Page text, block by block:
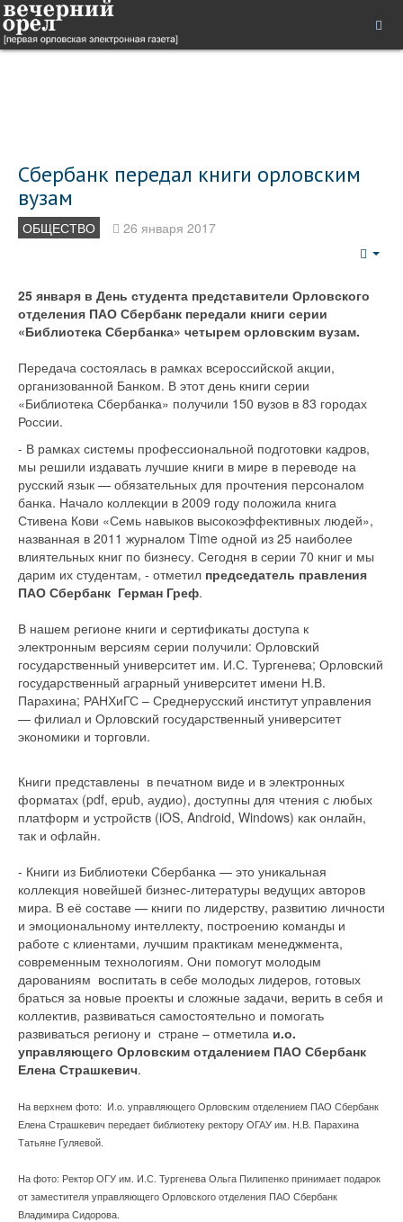
Сбербанк передал книги орловским
вузам
ОБЩЕСТВО 26 января 2017
25 января в День студента представители Орловского
отделения ПАО Сбербанк передали книги серии
«Библиотека Сбербанка» четырем орловским вузам.
Передача состоялась в рамках всероссийской акции,
организованной Банком. В этот день книги серии
«Библиотека Сбербанка» получили 150 вузов в 83 городах
России.
- В рамках системы профессиональной подготовки кадров,
мы решили издавать лучшие книги в мире в переводе на
русский язык — обязательных для прочтения персоналом
банка. Начало коллекции в 2009 году положила книга
Стивена Кови «Семь навыков высокоэффективных людей»,
названная в 2011 журналом Time одной из 25 наиболее
влиятельных книг по бизнесу. Сегодня в серии 70 книг и мы
дарим их студентам, - отметил председатель правления
ПАО Сбербанк Герман Греф.
В нашем регионе книги и сертификаты доступа к
электронным версиям серии получили: Орловский
государственный университет им. И.С. Тургенева; Орловский
государственный аграрный университет имени Н.В.
Парахина; РАНХиГС – Среднерусский институт управления
— филиал и Орловский государственный университет
экономики и торговли.
Книги представлены в печатном виде и в электронных
форматах (pdf, epub, аудио), доступны для чтения с любых
платформ и устройств (iOS, Android, Windows) как онлайн,
так и офлайн.
- Книги из Библиотеки Сбербанка — это уникальная
коллекция новейшей бизнес-литературы ведущих авторов
мира. В её составе — книги по лидерству, развитию личности
и эмоциональному интеллекту, построению команды и
работе с клиентами, лучшим практикам менеджмента,
современным технологиям. Они помогут молодым
дарованиям воспитать в себе молодых лидеров, готовых
браться за новые проекты и сложные задачи, верить в себя и
коллектив, развиваться самостоятельно и помогать
развиваться региону и стране – отметила и.о.
управляющего Орловским отдалением ПАО Сбербанк
Елена Страшкевич.
На верхнем фото: И.о. управляющего Орловским отделением ПАО Сбербанк
Елена Страшкевич передает библиотеку ректору ОГАУ им. Н.В. Парахина
Татьяне Гуляевой.
На фото: Ректор ОГУ им. И.С. Тургенева Ольга Пилипенко принимает подарок
от заместителя управляющего Орловского отделения ПАО Сбербанк
Владимира Сидорова.